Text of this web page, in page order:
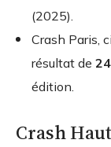
(2025).
Crash Paris,
résultat de
édition.
Crash